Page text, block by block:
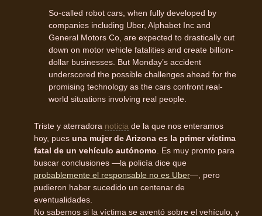
So-called robot cars, when fully developed by
companies including Uber, Alphabet Inc and
General Motors Co, are expected to drastically cut
down on motor vehicle fatalities and create billion-
dollar businesses. But Monday’s accident
underscored the possible challenges ahead for the
promising technology as the cars confront real-
world situations involving real people.
Triste y aterradora noticia de la que nos enteramos
hoy, pues una mujer de Arizona es la primer víctima
fatal de un vehículo autónomo . Es muy pronto para
buscar conclusiones —la policía dice que
probablemente el responsable no es Uber—, pero
pudieron haber sucedido un centenar de
eventualidades.
No sabemos si la víctima se aventó sobre el vehículo, y